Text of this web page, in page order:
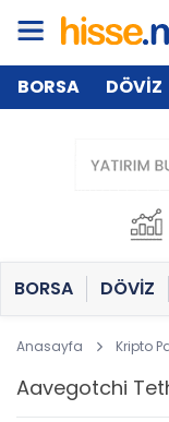
BORSA DÖVİZ
BORSA DÖVİZ
Anasayfa Kripto